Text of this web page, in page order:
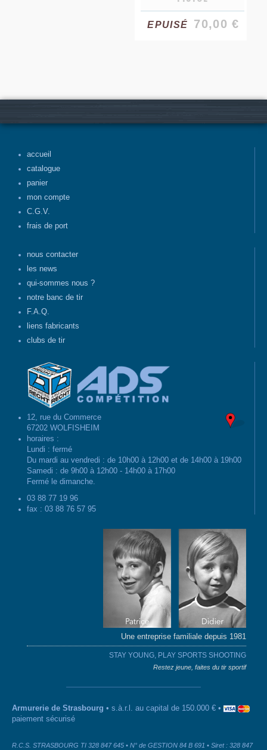
EPUISÉ 70,00 €
accueil
catalogue
panier
mon compte
C.G.V.
frais de port
nous contacter
les news
qui-sommes nous ?
notre banc de tir
F.A.Q.
liens fabricants
clubs de tir
12, rue du Commerce
67202 WOLFISHEIM
horaires :
Lundi : fermé
Du mardi au vendredi : de 10h00 à 12h00 et de 14h00 à 19h00
Samedi : de 9h00 à 12h00 - 14h00 à 17h00
Fermé le dimanche.
03 88 77 19 96
fax : 03 88 76 57 95
Une entreprise familiale depuis 1981
STAY YOUNG, PLAY SPORTS SHOOTING
Restez jeune, faites du tir sportif
Armurerie de Strasbourg • s.à.r.l. au capital de 150.000 € •
paiement sécurisé
R.C.S. STRASBOURG TI 328 847 645 • N° de GESTION 84 B 691 • Siret : 328 847